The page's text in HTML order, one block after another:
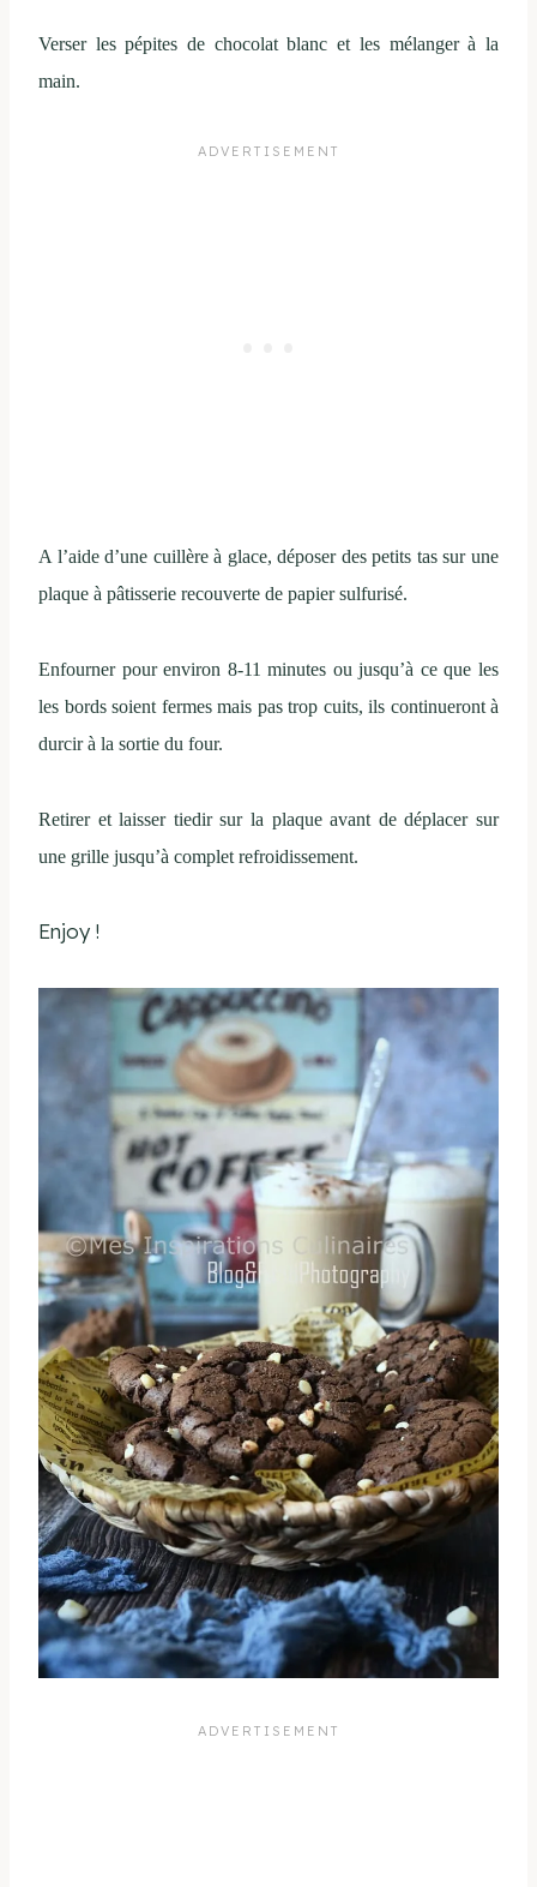
Verser les pépites de chocolat blanc et les mélanger à la
main.
A l’aide d’une cuillère à glace, déposer des petits tas sur une
plaque à pâtisserie recouverte de papier sulfurisé.
Enfourner pour environ 8-11 minutes ou jusqu’à ce que les
les bords soient fermes mais pas trop cuits, ils continueront à
durcir à la sortie du four.
Retirer et laisser tiedir sur la plaque avant de déplacer sur
une grille jusqu’à complet refroidissement.
Enjoy !